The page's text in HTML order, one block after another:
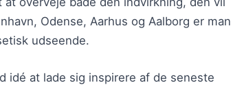
Odense, Aarhus og Aalborg er man
udseende.
at lade sig inspirere af de seneste